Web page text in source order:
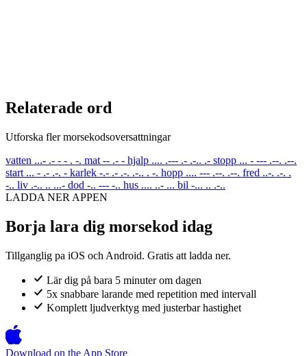
Relaterade ord
Utforska fler morsekodsoversattningar
vatten ...- .- - - . -. mat -- .- - hjalp .... .--- .- .-.. .- stopp ... - --- .--. .--.
start ... - .- .-. - karlek -.- .- .-. .-.. . -. hopp .... --- .--. .--. fred ..-. .-. .
-.. liv .-.. .. ...- dod -.. --- -.. hus .... ..- ... bil -... .. .-..
LADDA NER APPEN
Borja lara dig morsekod idag
Tillganglig pa iOS och Android. Gratis att ladda ner.
Lär dig på bara 5 minuter om dagen
5x snabbare larande med repetition med intervall
Komplett ljudverktyg med justerbar hastighet
Download on the App Store